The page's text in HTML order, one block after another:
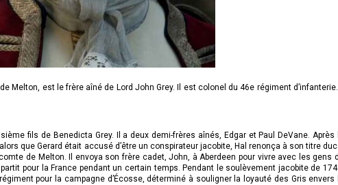
Melton, est le frère aîné de Lord John Grey. Il est colonel du 46e régiment d’infanterie.
fils de Benedicta Grey. Il a deux demi-frères aînés, Edgar et Paul DeVane. Après
que Gerard était accusé d’être un conspirateur jacobite, Hal renonça à son titre
de Melton. Il envoya son frère cadet, John, à Aberdeen pour vivre avec les gens
pour la France pendant un certain temps. Pendant le soulèvement jacobite de
pour la campagne d’Écosse, déterminé à souligner la loyauté des Gris envers